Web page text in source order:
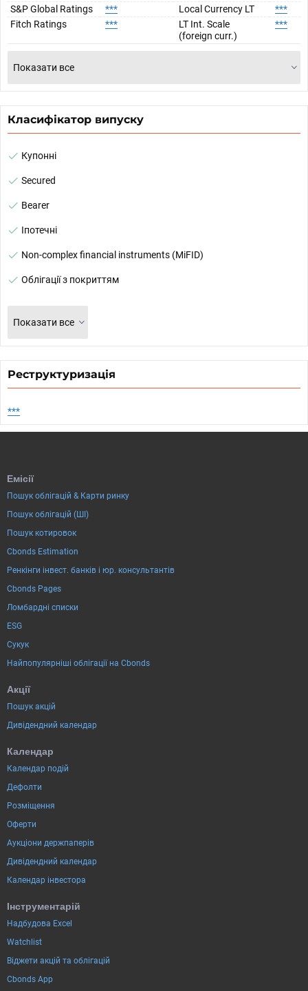
S&P Global Ratings
*** Local Currency LT
***
Fitch Ratings
***
LT Int. Scale
(foreign curr.)
***
Показати все
Класифікатор випуску
Купонні
Secured
Bearer
Іпотечні
Non-complex financial instruments (MiFID)
Облігації з покриттям
Показати все
Реструктуризація
***
Емісії
Пошук облігацій & Карти ринку
Пошук облігацій (ШІ)
Пошук котировок
Cbonds Estimation
Ренкінги інвест. банків і юр. консультантів
Cbonds Pages
Ломбардні списки
ESG
Сукук
Найпопулярніші облігації на Cbonds
Акції
Пошук акцій
Дивідендний календар
Календар
Календар подій
Дефолти
Розміщення
Оферти
Аукціони держпаперів
Дивідендний календар
Календар інвестора
Інструментарій
Надбудова Excel
Watchlist
Віджети акцій та облігацій
Cbonds App